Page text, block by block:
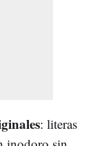
: literas